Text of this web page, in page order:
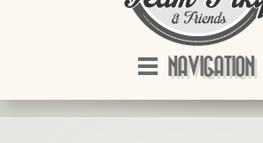
NAVIGATION